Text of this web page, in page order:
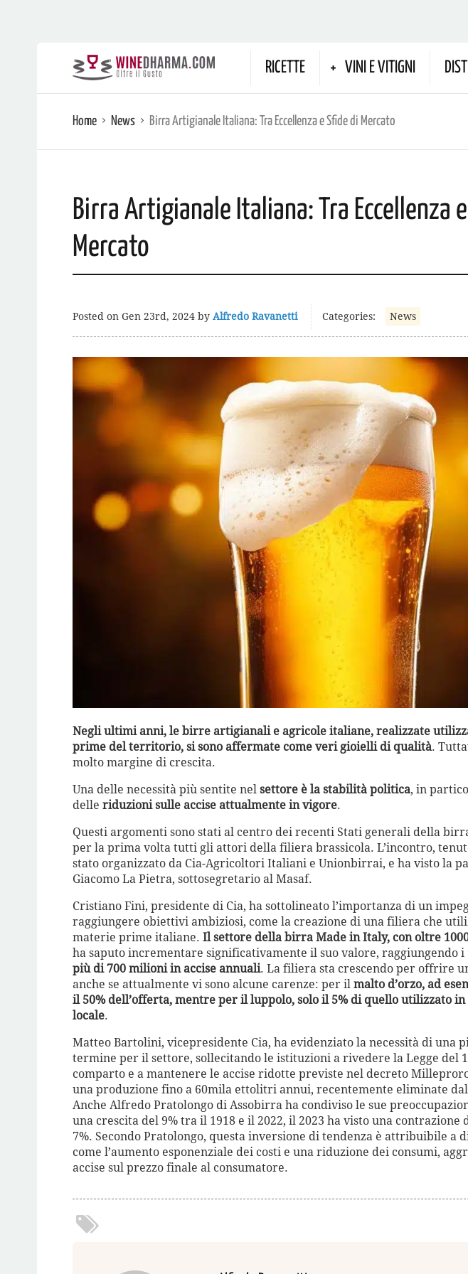
RICETTE VINI E VITIGNI
Home News Birra Artigianale Italiana: Tra Eccellenza e Sfide di Mercato
Birra Artigianale Italiana: Tra Eccellenza
Mercato
Posted on Gen 23rd, 2024 by Alfredo Ravanetti Categories: News
Negli ultimi anni, le birre artigianali e agricole italiane, realizzate
prime del territorio, si sono affermate come veri gioielli di qualità.
molto margine di crescita.
Una delle necessità più sentite nel settore è la stabilità politica, in
delle riduzioni sulle accise attualmente in vigore.
Questi argomenti sono stati al centro dei recenti Stati generali della
per la prima volta tutti gli attori della filiera brassicola. L’incontro,
stato organizzato da Cia-Agricoltori Italiani e Unionbirrai, e ha visto la
Giacomo La Pietra, sottosegretario al Masaf.
Cristiano Fini, presidente di Cia, ha sottolineato l’importanza di un
raggiungere obiettivi ambiziosi, come la creazione di una filiera che
materie prime italiane. Il settore della birra Made in Italy, con oltre
ha saputo incrementare significativamente il suo valore, raggiungendo i
più di 700 milioni in accise annuali. La filiera sta crescendo per offrire
anche se attualmente vi sono alcune carenze: per il malto d’orzo, ad
il 50% dell’offerta, mentre per il luppolo, solo il 5% di quello utilizzato
locale.
Matteo Bartolini, vicepresidente Cia, ha evidenziato la necessità di una
termine per il settore, sollecitando le istituzioni a rivedere la Legge del
comparto e a mantenere le accise ridotte previste nel decreto
una produzione fino a 60mila ettolitri annui, recentemente eliminate
Anche Alfredo Pratolongo di Assobirra ha condiviso le sue
una crescita del 9% tra il 1918 e il 2022, il 2023 ha visto una
7%. Secondo Pratolongo, questa inversione di tendenza è attribuibile
come l’aumento esponenziale dei costi e una riduzione dei consumi,
accise sul prezzo finale al consumatore.